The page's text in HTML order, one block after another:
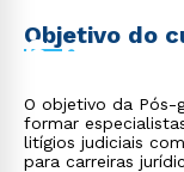
6 meses
Objetivo do
O objetivo da Pós-
formar
litígios judiciais
para carreiras